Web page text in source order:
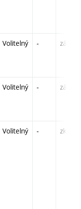
Volitelný - zá
Volitelný - zá
Volitelný - zk